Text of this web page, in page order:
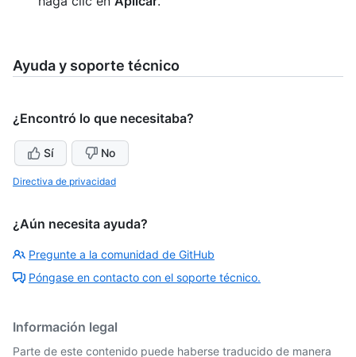
Ayuda y soporte técnico
¿Encontró lo que necesitaba?
Sí No
Directiva de privacidad
¿Aún necesita ayuda?
Pregunte a la comunidad de GitHub
Póngase en contacto con el soporte técnico.
Información legal
Parte de este contenido puede haberse traducido de manera